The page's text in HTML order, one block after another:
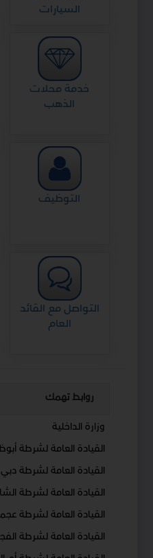
السيارات
خدمة محلات
الذهب
التوظيف
التواصل مع القائد
العام
روابط تهمك
وزارة الداخلية
القيادة العامة لشرطة
القيادة العامة لشرطة دبي
القيادة العامة لشرطة
القيادة العامة لشرطة عجمان
القيادة العامة لشرطة